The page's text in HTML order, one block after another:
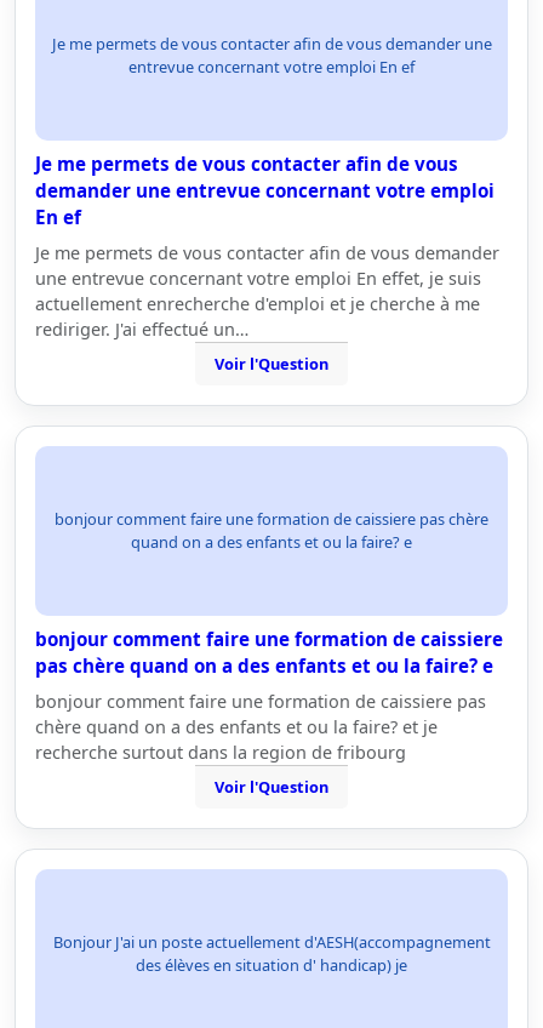
Je me permets de vous contacter afin de vous demander une
entrevue concernant votre emploi En ef
Je me permets de vous contacter afin de vous
demander une entrevue concernant votre emploi
En ef
Je me permets de vous contacter afin de vous demander
une entrevue concernant votre emploi En effet, je suis
actuellement enrecherche d'emploi et je cherche à me
rediriger. J'ai effectué un…
Voir l'Question
bonjour comment faire une formation de caissiere pas chère
quand on a des enfants et ou la faire? e
bonjour comment faire une formation de caissiere
pas chère quand on a des enfants et ou la faire? e
bonjour comment faire une formation de caissiere pas
chère quand on a des enfants et ou la faire? et je
recherche surtout dans la region de fribourg
Voir l'Question
Bonjour J'ai un poste actuellement d'AESH(accompagnement
des élèves en situation d' handicap) je